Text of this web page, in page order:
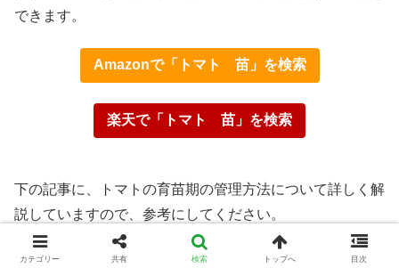
できます。
Amazonで「トマト 苗」を検索
楽天で「トマト 苗」を検索
下の記事に、トマトの育苗期の管理方法について詳しく解
説していますので、参考にしてください。
カテゴリー 共有 検索 トップへ 目次